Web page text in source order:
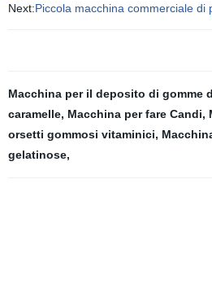
Next:Piccola macchina commerciale
Macchina per il deposito di gomme
caramelle, Macchina per fare Candi,
orsetti gommosi vitaminici,
gelatinose,